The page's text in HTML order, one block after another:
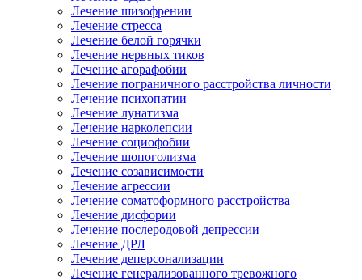
Лечение шизофрении
Лечение стресса
Лечение белой горячки
Лечение нервных тиков
Лечение агорафобии
Лечение пограничного расстройства личности
Лечение психопатии
Лечение лунатизма
Лечение нарколепсии
Лечение социофобии
Лечение шопоголизма
Лечение созависимости
Лечение агрессии
Лечение соматоформного расстройства
Лечение дисфории
Лечение послеродовой депрессии
Лечение ДРЛ
Лечение деперсонализации
Лечение генерализованного тревожного